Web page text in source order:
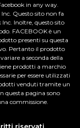
in any way.
Questo sito non fa
Inc. Inoltre, questo sito
FACEBOOK è un
presenti su questa
Pertanto il prodotto
a seconda della
prodotti a marchio
per essere utilizzati
venduti tramite un
questa pagina sono
commissione.